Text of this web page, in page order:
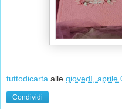
tuttodicarta alle giovedì, aprile
Condividi